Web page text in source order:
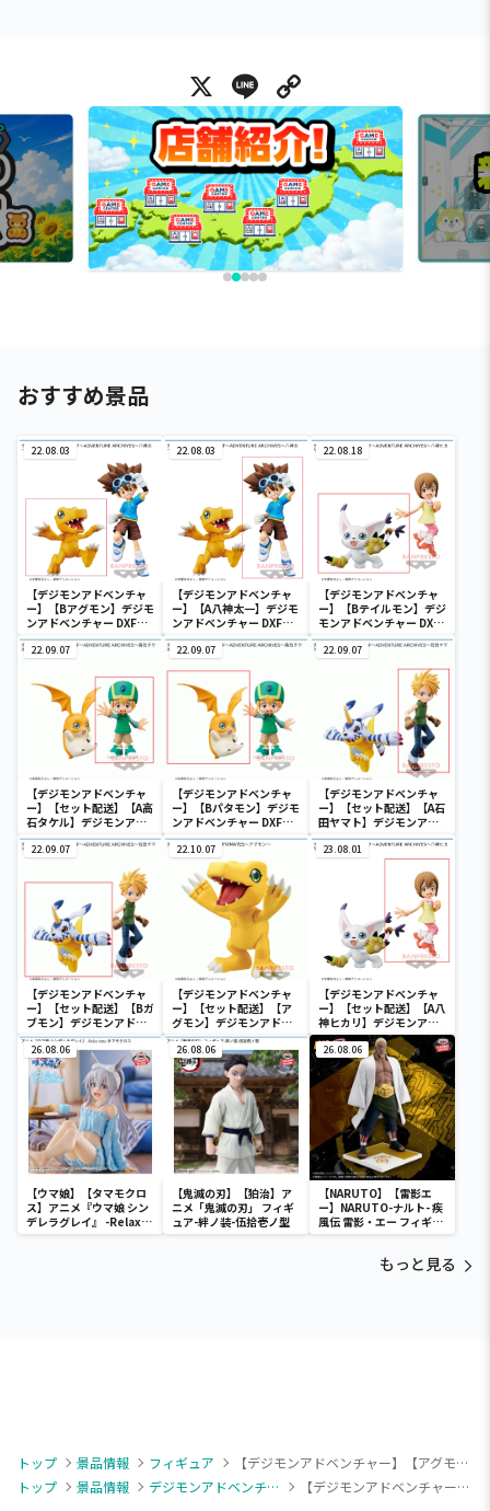
X Line
おすすめ景品
22.08.03
【デジモンアドベンチャ
ー】【Bアグモン】デジモ
ンアドベンチャー DXF～
ADVENTURE ARCHIVES
～八神太一・アグモン
22.08.03
【デジモンアドベンチャ
ー】【A八神太一】デジモ
ンアドベンチャー DXF～
ADVENTURE ARCHIVES
～八神太一・アグモン
22.08.18
【デジモンアドベンチャ
ー】【Bテイルモン】デジ
モンアドベンチャー DXF
～ADVENTURE
ARCHIVES～八神ヒカ
22.09.07
【デジモンアドベンチャ
ー】【セット配送】【A高
石タケル】デジモンアド
ベンチャー DXF～
ADVENTURE ARCHIVES
～高石タケル・パタモン
22.09.07
【デジモンアドベンチャ
ー】【Bパタモン】デジモ
ンアドベンチャー DXF～
ADVENTURE ARCHIVES
～高石タケル・パタモン
22.09.07
【デジモンアドベンチャ
ー】【セット配送】【A石
田ヤマト】デジモンアド
ベンチャー DXF～
ADVENTURE ARCHIVES
～石田ヤマト・ガブモン
22.09.07
【デジモンアドベンチャ
ー】【セット配送】【Bガ
ブモン】デジモンアドベ
ンチャー DXF～
ADVENTURE ARCHIVES
～石田ヤマト・ガブモン
22.10.07
【デジモンアドベンチャ
ー】【セット配送】【ア
グモン】デジモンアドベ
ンチャー SOFVIMATES～
アグモン～
23.08.01
【デジモンアドベンチャ
ー】【セット配送】【A八
神ヒカリ】デジモンアド
ベンチャー DXF～
ADVENTURE ARCHIVES
～八神ヒカリ・テイルモ
ン
26.08.06
【ウマ娘】【タマモクロ
ス】アニメ『ウマ娘 シン
デレラグレイ』 -Relax
time-タマモクロス
26.08.06
【鬼滅の刃】【狛治】ア
ニメ「鬼滅の刃」 フィギ
ュア-絆ノ装-伍拾壱ノ型
26.08.06
【NARUTO】【雷影エ
ー】NARUTO-ナルト- 疾
風伝 雷影・エー フィギュ
ア～五影集結…!!～
もっと見る
トップ 景品情報 フィギュア
【デジモンアドベンチャー】【アグモン】デジモンアドベンチャー SOFVIMATES～アグモン～vol.2
トップ
景品情報 デジモンアドベンチャー 【デジモンアドベンチャー】【アグモン】デジモンアドベンチャー SOFVIMATES～アグモン～vol.2